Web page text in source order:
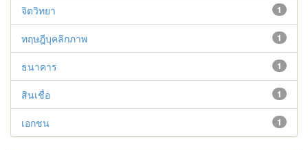
1
จิตวิทยา
1
ทฤษฎีบุคลิกภาพ
1
ธนาคาร
1
สินเชื่อ
1
เอกชน